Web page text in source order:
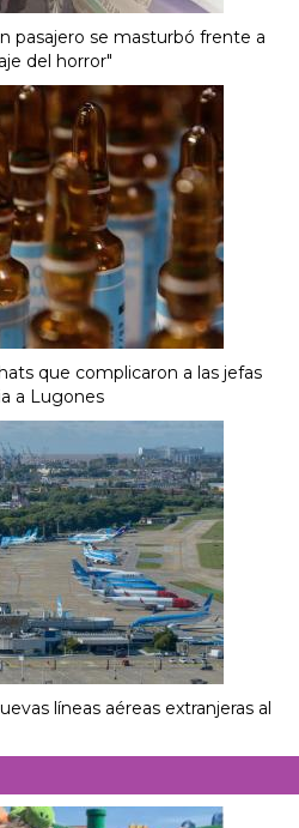
pasajero se masturbó frente a
del horror"
que complicaron a las jefas
a Lugones
líneas aéreas extranjeras al